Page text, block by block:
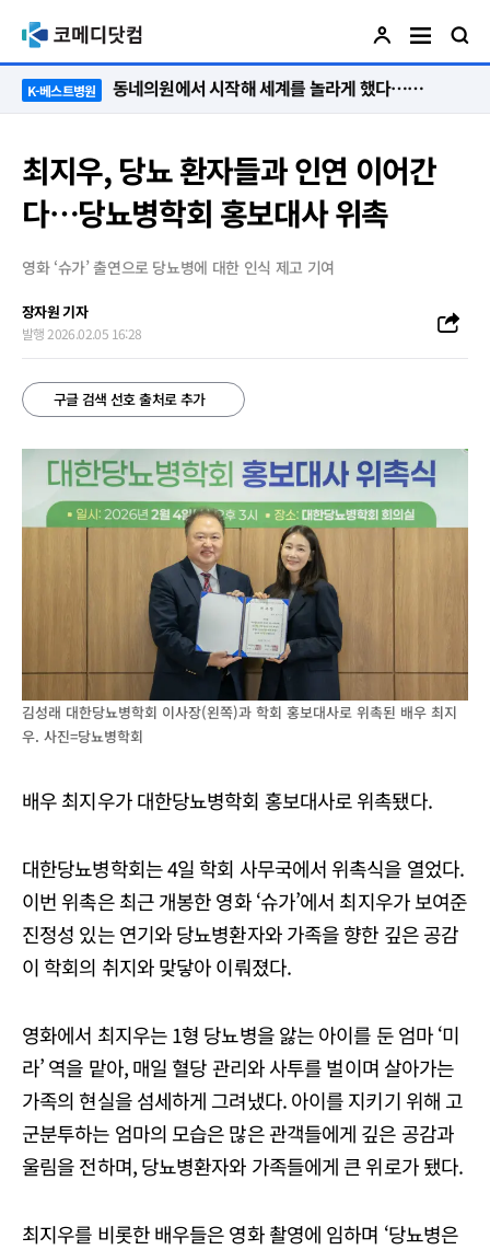
K-베스트병원 “절대 먼저 말하지 않아요. 대신 먼저 듣습니다”
최지우, 당뇨 환자들과 인연 이어간
다…당뇨병학회 홍보대사 위촉
영화 ‘슈가’ 출연으로 당뇨병에 대한 인식 제고 기여
장자원 기자
발행 2026.02.05 16:28
구글 검색 선호 출처로 추가
김성래 대한당뇨병학회 이사장(왼쪽)과 학회 홍보대사로 위촉된 배우 최지
우. 사진=당뇨병학회
배우 최지우가 대한당뇨병학회 홍보대사로 위촉됐다.
대한당뇨병학회는 4일 학회 사무국에서 위촉식을 열었다.
이번 위촉은 최근 개봉한 영화 ‘슈가’에서 최지우가 보여준
진정성 있는 연기와 당뇨병환자와 가족을 향한 깊은 공감
이 학회의 취지와 맞닿아 이뤄졌다.
영화에서 최지우는 1형 당뇨병을 앓는 아이를 둔 엄마 ‘미
라’ 역을 맡아, 매일 혈당 관리와 사투를 벌이며 살아가는
가족의 현실을 섬세하게 그려냈다. 아이를 지키기 위해 고
군분투하는 엄마의 모습은 많은 관객들에게 깊은 공감과
울림을 전하며, 당뇨병환자와 가족들에게 큰 위로가 됐다.
최지우를 비롯한 배우들은 영화 촬영에 임하며 ‘당뇨병은